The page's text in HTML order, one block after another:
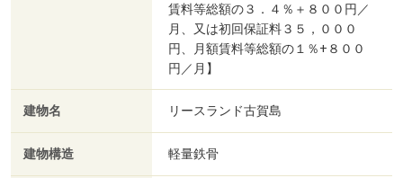
賃料等総額の３．４％＋８００円／
月、又は初回保証料３５，０００
円、月額賃料等総額の１％+８００
円／月】
建物名 リースランド古賀島
建物構造 軽量鉄骨